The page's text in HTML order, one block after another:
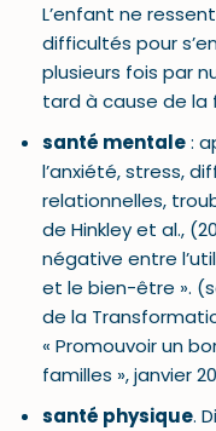
L’enfant ne
difficultés pour
plusieurs fois par
tard à cause de la
santé mentale:
l’anxiété, stress,
relationnelles,
de Hinkley et al.,
négative entre
et le bien-être ».
de la
« Promouvoir un
familles », janvier
santé physique.